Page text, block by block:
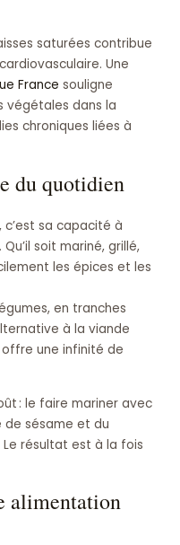
saturées contribue
Une
France souligne
végétales dans la
chroniques liées à
du quotidien
c’est sa capacité à
soit mariné, grillé,
les épices et les
en tranches
à la viande
une infinité de
: le faire mariner avec
de sésame et du
résultat est à la fois
alimentation